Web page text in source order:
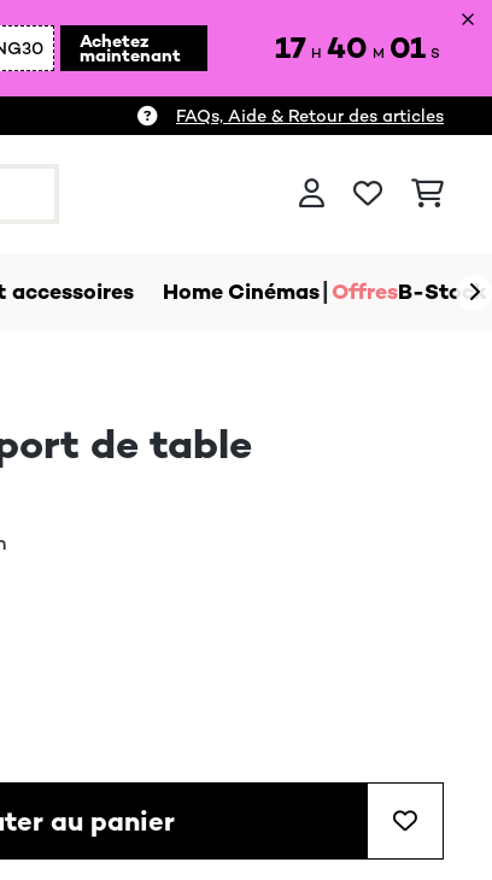
Achetez
maintenant 17 H 40 M 00 S
FAQs, Aide & Retour des articles
accessoires Home Cinémas OffresB-Stock
de table
au panier